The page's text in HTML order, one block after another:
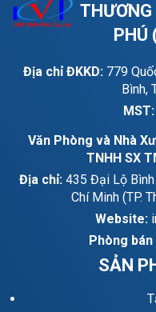
Địa chỉ ĐKKD: 779
Bình,
MST:
Văn Phòng và Nhà
TNHH SX
Địa chỉ: 435 Đại Lộ Bình
Chí Minh (TP.
Website:
Phòng
SẢN